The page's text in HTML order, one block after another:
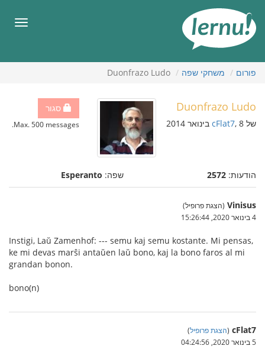
העניינים
פורום משחקי שפה Duonfrazo Ludo
סגור
Max. 500 messages.
Duonfrazo Ludo
של cFlat7, 8 בינואר 2014
הודעות: 2572 שפה: Esperanto
Vinisus (הצגת פרופיל)
4 בינואר 2020, 15:26:44
Instigi, Laŭ Zamenhof: --- semu kaj semu kostante. Mi pensas,
ke mi devas marŝi antaŭen laŭ bono, kaj la bono faros al mi
grandan bonon.
bono(n)
cFlat7
(הצגת פרופיל)
5 בינואר 2020, 04:24:56